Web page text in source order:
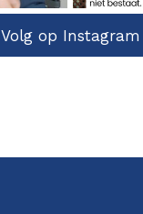
Volg op Instagram